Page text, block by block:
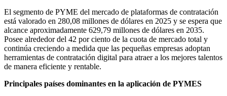
El segmento de PYME del mercado de plataformas de contratación
está valorado en 280,08 millones de dólares en 2025 y se espera que
alcance aproximadamente 629,79 millones de dólares en 2035.
Posee alrededor del 42 por ciento de la cuota de mercado total y
continúa creciendo a medida que las pequeñas empresas adoptan
herramientas de contratación digital para atraer a los mejores talentos
de manera eficiente y rentable.
Principales países dominantes en la aplicación de PYMES